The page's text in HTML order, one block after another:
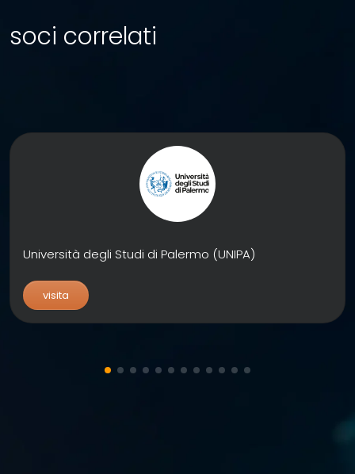
soci correlati
Università degli Studi di Palermo (UNIPA)
visita